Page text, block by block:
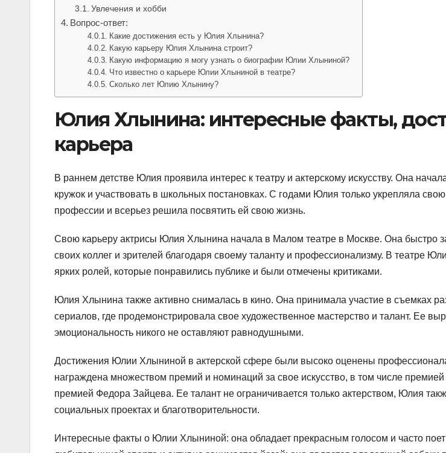
Увлечения и хобби
Вопрос-ответ:
Какие достижения есть у Юлия Хлынина?
Какую карьеру Юлия Хлынина строит?
Какую информацию я могу узнать о биографии Юлии Хлыниной?
Что известно о карьере Юлии Хлыниной в театре?
Сколько лет Юлию Хлынину?
Юлия Хлынина: интересные факты,
карьера
В раннем детстве Юлия проявила интерес к театру и актерскому искусству. Она
кружок и участвовать в школьных постановках. С годами Юлия только укрепляла
профессии и всерьез решила посвятить ей свою жизнь.
Свою карьеру актрисы Юлия Хлынина начала в Малом театре в Москве. Она быстро
своих коллег и зрителей благодаря своему таланту и профессионализму. В театре
ярких ролей, которые понравились публике и были отмечены критиками.
Юлия Хлынина также активно снималась в кино. Она принимала участие в съемках
сериалов, где продемонстрировала свое художественное мастерство и талант. Ее
эмоциональность никого не оставляют равнодушными.
Достижения Юлии Хлыниной в актерской сфере были высоко оценены
награждена множеством премий и номинаций за свое искусство, в том числе
премией Федора Зайцева. Ее талант не ограничивается только актерством, Юлия
социальных проектах и благотворительности.
Интересные факты о Юлии Хлыниной: она обладает прекрасным голосом и часто поет